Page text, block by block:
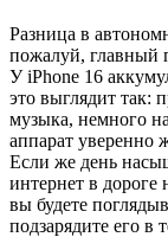
Разница в
пожалуй, главный
У iPhone 16
это выглядит так:
музыка, немного
аппарат уверенно
Если же день
интернет в
вы будете
подзарядите его в